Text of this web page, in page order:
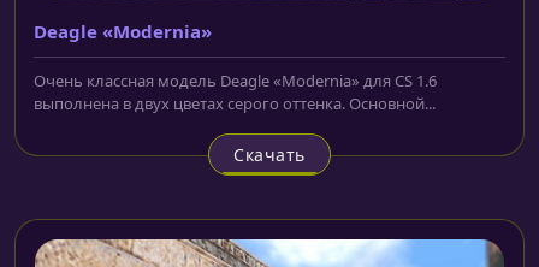
Deagle «Modernia»
Очень классная модель Deagle «Modernia» для CS 1.6
выполнена в двух цветах серого оттенка. Основной...
Скачать